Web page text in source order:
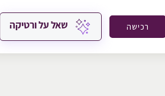
רכישה שאל על ורטיקה